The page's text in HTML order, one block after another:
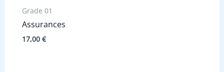
Grade 01
Assurances
17,00 €